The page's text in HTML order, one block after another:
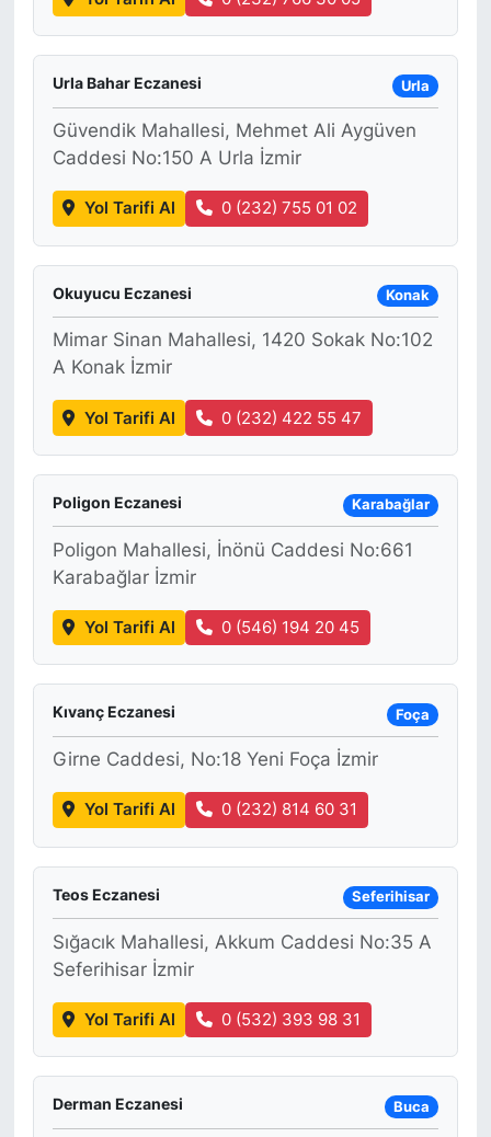
Urla Bahar Eczanesi Urla
Güvendik Mahallesi, Mehmet Ali Aygüven
Caddesi No:150 A Urla İzmir
Yol Tarifi Al 0 (232) 755 01 02
Okuyucu Eczanesi Konak
Mimar Sinan Mahallesi, 1420 Sokak No:102
A Konak İzmir
Yol Tarifi Al 0 (232) 422 55 47
Poligon Eczanesi Karabağlar
Poligon Mahallesi, İnönü Caddesi No:661
Karabağlar İzmir
Yol Tarifi Al 0 (546) 194 20 45
Kıvanç Eczanesi Foça
Girne Caddesi, No:18 Yeni Foça İzmir
Yol Tarifi Al 0 (232) 814 60 31
Teos Eczanesi Seferihisar
Sığacık Mahallesi, Akkum Caddesi No:35 A
Seferihisar İzmir
Yol Tarifi Al 0 (532) 393 98 31
Derman Eczanesi Buca